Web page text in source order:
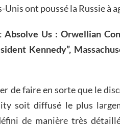
ont poussé la Russie à
Us : Orwellian
Kennedy”,
de faire en sorte que le
soit diffusé le plus
de manière très